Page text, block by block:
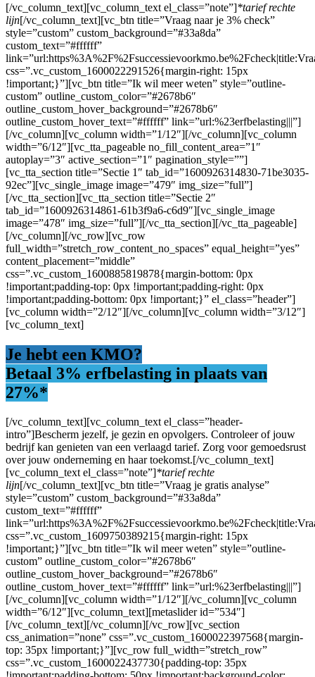
[/vc_column_text][vc_column_text el_class=”note”]*tarief rechte
lijn[/vc_column_text][vc_btn title=”Vraag naar je 3% check”
style=”custom” custom_background=”#33a8da”
custom_text=”#ffffff”
css=”.vc_custom_1600022291526{margin-right: 15px
!important;}”][vc_btn title=”Ik wil meer weten” style=”outline-
custom” outline_custom_color=”#2678b6″
outline_custom_hover_background=”#2678b6″
outline_custom_hover_text=”#ffffff” link=”url:%23erfbelasting|||”]
[/vc_column][vc_column width=”1/12″][/vc_column][vc_column
width=”6/12″][vc_tta_pageable no_fill_content_area=”1″
autoplay=”3″ active_section=”1″ pagination_style=””]
[vc_tta_section title=”Sectie 1″ tab_id=”1600926314830-71be3035-
92ec”][vc_single_image image=”479″ img_size=”full”]
[/vc_tta_section][vc_tta_section title=”Sectie 2″
tab_id=”1600926314861-61b3f9a6-c6d9″][vc_single_image
image=”478″ img_size=”full”][/vc_tta_section][/vc_tta_pageable]
[/vc_column][/vc_row][vc_row
full_width=”stretch_row_content_no_spaces” equal_height=”yes”
content_placement=”middle”
css=”.vc_custom_1600885819878{margin-bottom: 0px
!important;padding-top: 0px !important;padding-right: 0px
!important;padding-bottom: 0px !important;}” el_class=”header”]
[vc_column width=”2/12″][/vc_column][vc_column width=”3/12″]
[vc_column_text]
Je hebt een KMO?
Betaal 3% erfbelasting in plaats van
27%*
[/vc_column_text][vc_column_text el_class=”header-
intro”]Bescherm jezelf, je gezin en opvolgers. Controleer of jouw
bedrijf kan genieten van een verlaagd tarief. Zorg voor gemoedsrust
over jouw onderneming en haar toekomst.[/vc_column_text]
[vc_column_text el_class=”note”]*tarief rechte
lijn[/vc_column_text][vc_btn title=”Vraag je gratis analyse”
style=”custom” custom_background=”#33a8da”
custom_text=”#ffffff”
css=”.vc_custom_1609750389215{margin-right: 15px
!important;}”][vc_btn title=”Ik wil meer weten” style=”outline-
custom” outline_custom_color=”#2678b6″
outline_custom_hover_background=”#2678b6″
outline_custom_hover_text=”#ffffff” link=”url:%23erfbelasting|||”]
[/vc_column][vc_column width=”1/12″][/vc_column][vc_column
width=”6/12″][vc_column_text][metaslider id=”534″]
[/vc_column_text][/vc_column][/vc_row][vc_section
css_animation=”none” css=”.vc_custom_1600022397568{margin-
top: 35px !important;}”][vc_row full_width=”stretch_row”
css=”.vc_custom_1600022437730{padding-top: 35px